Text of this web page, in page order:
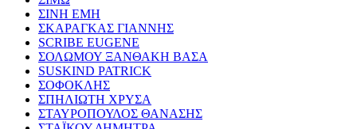
ΣΙΝΗ ΕΜΗ
ΣΚΑΡΑΓΚΑΣ ΓΙΑΝΝΗΣ
SCRIBE EUGENE
ΣΟΛΩΜΟΥ ΞΑΝΘΑΚΗ ΒΑΣΑ
SUSKIND PATRICK
ΣΟΦΟΚΛΗΣ
ΣΠΗΛΙΩΤΗ ΧΡΥΣΑ
ΣΤΑΥΡΟΠΟΥΛΟΣ ΘΑΝΑΣΗΣ